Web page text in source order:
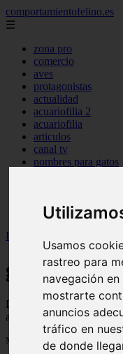
Usamos
rastreo para
navegación
mostrarte
anuncios
tráfico en
de donde
comportamientofelino.es
☰
zona pro
comercio
aves
protagonistas
actualidad
acuariofilia 2
acuariofilia
articulos
canal tv
nombres para gatos
zona pro
Inicio
gatos2
Descubre todas las
actualizados y contenido
Mostrando 1 - 24 de 2799